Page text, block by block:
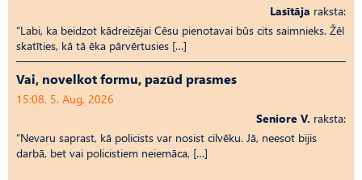
Lasītāja raksta:
“Labi, ka beidzot kādreizējai Cēsu pienotavai būs cits saimnieks. Žēl
skatīties, kā tā ēka pārvērtusies […]
Vai, novelkot formu, pazūd prasmes
15:08, 5. Aug, 2026
Seniore V. raksta:
“Nevaru saprast, kā policists var nosist cilvēku. Jā, neesot bijis
darbā, bet vai policistiem neiemāca, […]